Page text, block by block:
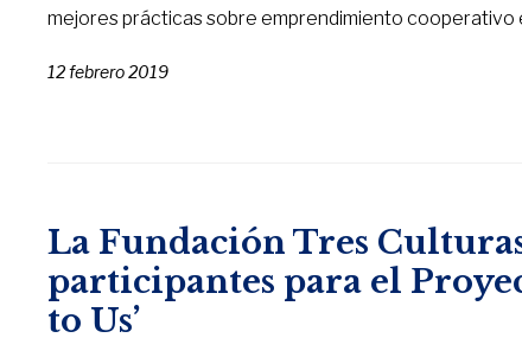
mejores prácticas sobre emprendimiento cooperativo
12 febrero 2019
La Fundación Tres
participantes para el
to Us’